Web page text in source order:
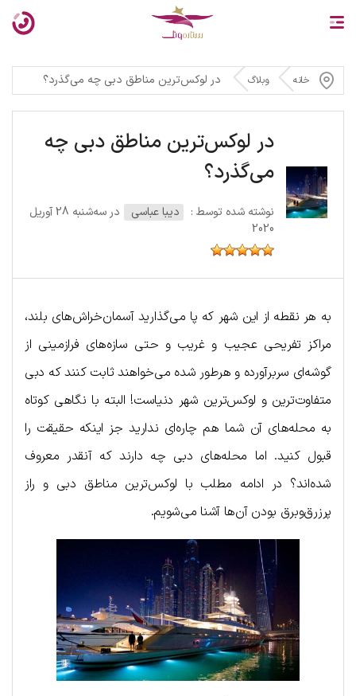
خانه وبلاگ در لوکس‌ترین مناطق دبی چه می‌گذرد؟
در لوکس‌ترین مناطق دبی چه
می‌گذرد؟
نوشته شده توسط : دیبا عباسی
در سه‌شنبه 28 آوریل
2020
به هر نقطه از این شهر که پا می‌گذارید آسمان‌خراش‌های بلند،
مراکز تفریحی عجیب و غریب و حتی سازه‌های فرازمینی از
گوشه‌ای سربرآورده و هرطور شده می‌خواهند ثابت کنند که دبی
متفاوت‌ترین و لوکس‌ترین شهر دنیاست! البته با نگاهی کوتاه
به محله‌های آن شما هم چاره‌ای ندارید جز اینکه حقیقت را
قبول کنید. اما محله‌های دبی چه دارند که آنقدر معروف
شده‌اند؟ در ادامه مطلب با لوکس‌ترین مناطق دبی و راز
پرزرق‌وبرق بودن آن‌ها آشنا می‌شویم.